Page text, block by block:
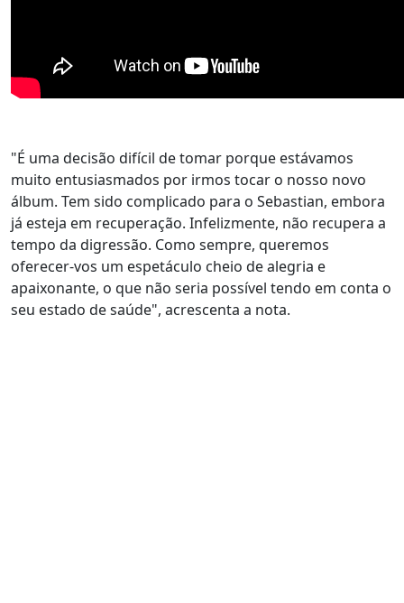
"É uma decisão difícil de tomar porque estávamos
muito entusiasmados por irmos tocar o nosso novo
álbum. Tem sido complicado para o Sebastian, embora
já esteja em recuperação. Infelizmente, não recupera a
tempo da digressão. Como sempre, queremos
oferecer-vos um espetáculo cheio de alegria e
apaixonante, o que não seria possível tendo em conta o
seu estado de saúde", acrescenta a nota.